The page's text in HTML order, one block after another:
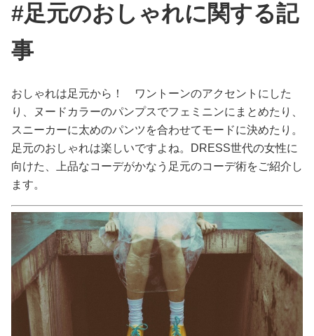
ファッション
恋愛/結婚/離婚
ワークスタイル
妊娠/出産/家族
#足元のおしゃれに関する記
事
おしゃれは足元から！ ワントーンのアクセントにした
り、ヌードカラーのパンプスでフェミニンにまとめたり、
スニーカーに太めのパンツを合わせてモードに決めたり。
足元のおしゃれは楽しいですよね。DRESS世代の女性に
向けた、上品なコーデがかなう足元のコーデ術をご紹介し
ます。